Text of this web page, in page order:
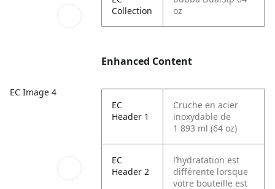
EC Image 4
Collection
oz
Enhanced Content
EC
Header 1
Cruche en acier
inoxydable de
1 893 ml (64 oz)
EC
Header 2
l’hydratation est
différente lorsque
votre bouteille est